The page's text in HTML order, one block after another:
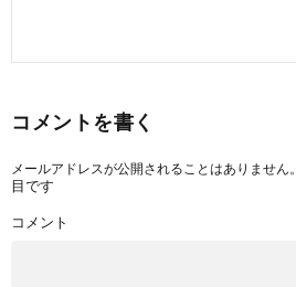
コメントを書く
メールアドレスが公開されることはありません。
目です
コメント